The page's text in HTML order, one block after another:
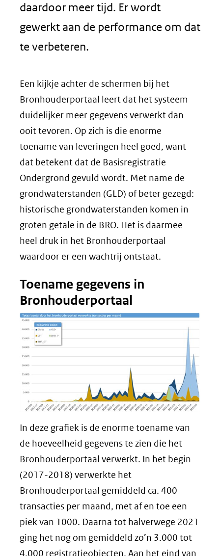
daardoor meer tijd. Er wordt
gewerkt aan de performance om dat
te verbeteren.
Een kijkje achter de schermen bij het
Bronhouderportaal leert dat het systeem
duidelijker meer gegevens verwerkt dan
ooit tevoren. Op zich is die enorme
toename van leveringen heel goed, want
dat betekent dat de Basisregistratie
Ondergrond gevuld wordt. Met name de
grondwaterstanden (GLD) of beter gezegd:
historische grondwaterstanden komen in
groten getale in de BRO. Het is daarmee
heel druk in het Bronhouderportaal
waardoor er een wachtrij ontstaat.
Toename gegevens in
Bronhouderportaal
In deze grafiek is de enorme toename van
de hoeveelheid gegevens te zien die het
Bronhouderportaal verwerkt. In het begin
(2017-2018) verwerkte het
Bronhouderportaal gemiddeld ca. 400
transacties per maand, met af en toe een
piek van 1000. Daarna tot halverwege 2021
ging het nog om gemiddeld zo’n 3.000 tot
4.000 registratieobjecten. Aan het eind van